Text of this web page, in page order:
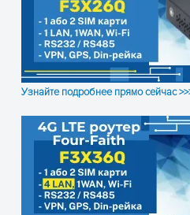
Узнайте подробнее прямо сейчас
Питание и
энергопотребление
Корпус
Вес, г
Размер, мм